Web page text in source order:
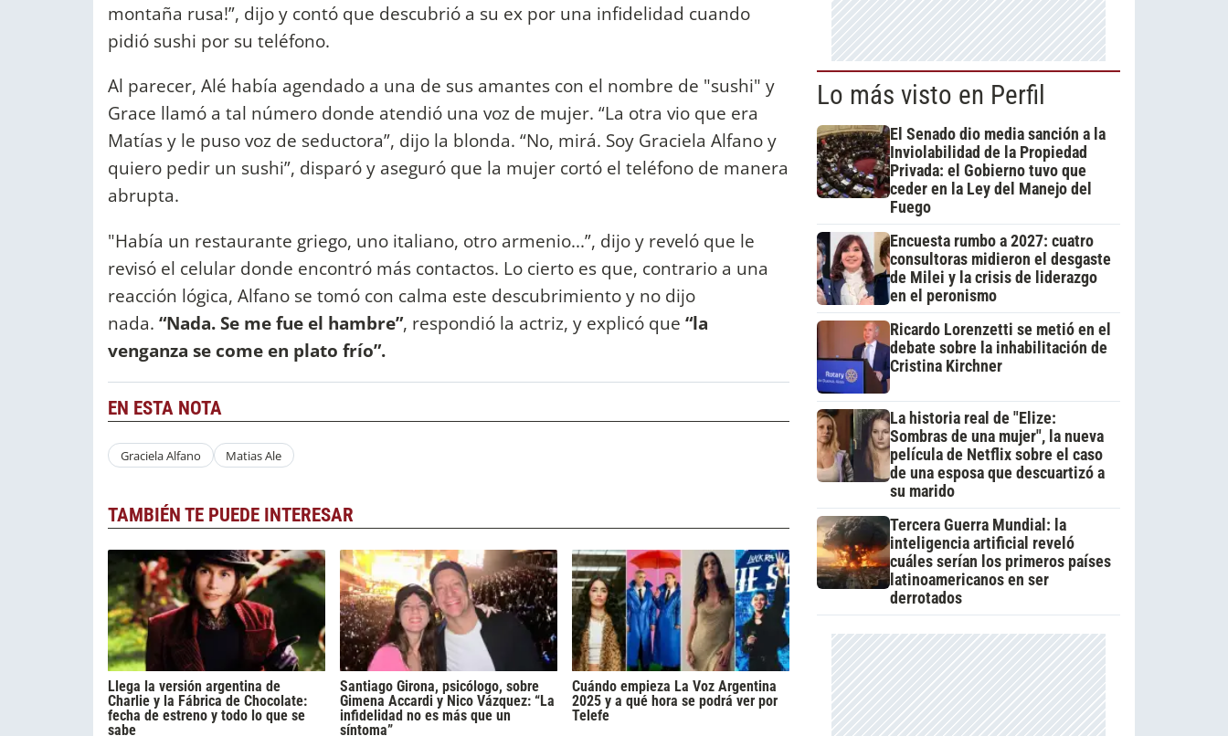
montaña rusa!”, dijo y contó que descubrió a su ex por una infidelidad cuando
pidió sushi por su teléfono.
Al parecer, Alé había agendado a una de sus amantes con el nombre de "sushi" y
Grace llamó a tal número donde atendió una voz de mujer. “La otra vio que era
Matías y le puso voz de seductora”, dijo la blonda. “No, mirá. Soy Graciela Alfano y
quiero pedir un sushi”, disparó y aseguró que la mujer cortó el teléfono de manera
abrupta.
"Había un restaurante griego, uno italiano, otro armenio...”, dijo y reveló que le
revisó el celular donde encontró más contactos. Lo cierto es que, contrario a una
reacción lógica, Alfano se tomó con calma este descubrimiento y no dijo
nada. “Nada. Se me fue el hambre”, respondió la actriz, y explicó que “la
venganza se come en plato frío”.
EN ESTA NOTA
Graciela Alfano Matias Ale
TAMBIÉN TE PUEDE INTERESAR
Llega la versión argentina de
Charlie y la Fábrica de Chocolate:
fecha de estreno y todo lo que se
sabe
Santiago Girona, psicólogo, sobre
Gimena Accardi y Nico Vázquez: “La
infidelidad no es más que un
síntoma”
Cuándo empieza La Voz Argentina
2025 y a qué hora se podrá ver por
Telefe
Lo más visto en Perfil
El Senado dio media sanción a la
Inviolabilidad de la Propiedad
Privada: el Gobierno tuvo que
ceder en la Ley del Manejo del
Fuego
Encuesta rumbo a 2027: cuatro
consultoras midieron el desgaste
de Milei y la crisis de liderazgo
en el peronismo
Ricardo Lorenzetti se metió en el
debate sobre la inhabilitación de
Cristina Kirchner
La historia real de "Elize:
Sombras de una mujer", la nueva
película de Netflix sobre el caso
de una esposa que descuartizó a
su marido
Tercera Guerra Mundial: la
inteligencia artificial reveló
cuáles serían los primeros países
latinoamericanos en ser
derrotados